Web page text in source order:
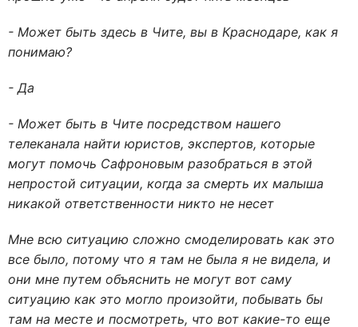
- Может быть здесь в Чите, вы в Краснодаре, как я
понимаю?
- Да
- Может быть в Чите посредством нашего
телеканала найти юристов, экспертов, которые
могут помочь Сафроновым разобраться в этой
непростой ситуации, когда за смерть их малыша
никакой ответственности никто не несет
Мне всю ситуацию сложно смоделировать как это
все было, потому что я там не была я не видела, и
они мне путем объяснить не могут вот саму
ситуацию как это могло произойти, побывать бы
там на месте и посмотреть, что вот какие-то еще